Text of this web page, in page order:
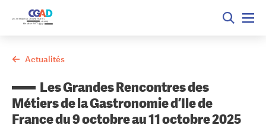
Actualités
Les Grandes Rencontres des
Métiers de la Gastronomie d’Ile de
France du 9 octobre au 11 octobre 2025